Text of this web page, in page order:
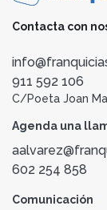
Contacta con
911 592 106
C/Poeta Joan
Agenda una
602 254 858
Comunicación